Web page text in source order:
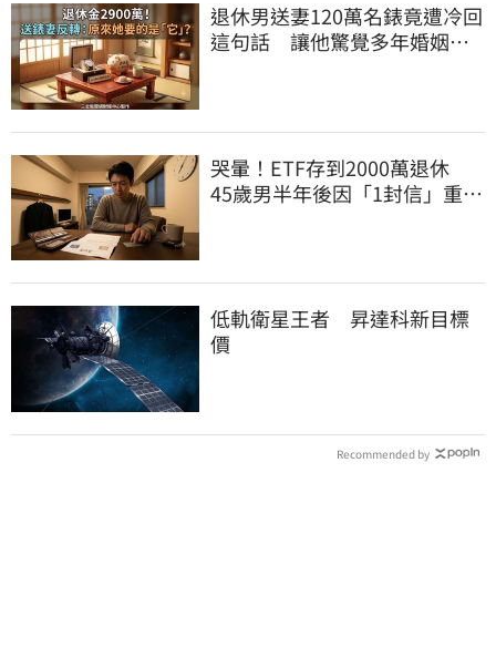
退休男送妻120萬名錶竟遭冷回
這句話 讓他驚覺多年婚姻全
哭暈！ETF存到2000萬退休
45歲男半年後因「1封信」重回
低軌衛星王者 昇達科新目標
價
Recommended by